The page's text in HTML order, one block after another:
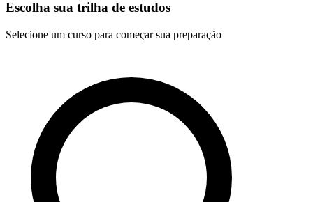
Escolha sua trilha de estudos
Selecione um curso para começar sua preparação